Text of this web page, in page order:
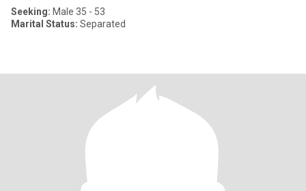
Seeking: Male 35 - 53
Marital Status: Separated